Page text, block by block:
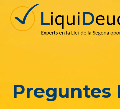
Preguntes